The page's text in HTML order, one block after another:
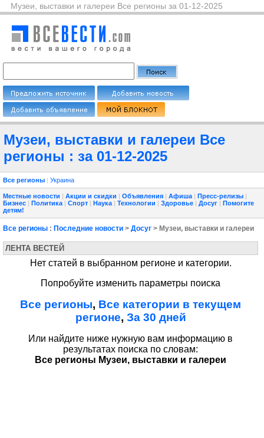
Музеи, выставки и галереи Все регионы за 01-12-2025
Музеи, выставки и галереи Все
регионы : за 01-12-2025
Все регионы | Украина
Местные новости | Акции и скидки | Объявления | Афиша | Пресс-релизы |
Бизнес | Политика | Спорт | Наука | Технологии | Здоровье | Досуг | Помогите
детям!
Все регионы : Последние новости > Досуг > Музеи, выставки и галереи
ЛЕНТА ВЕСТЕЙ
Нет статей в выбранном регионе и категории.
Попробуйте изменить параметры поиска
Все регионы, Все категории в текущем
регионе, За 30 дней
Или найдите ниже нужную вам информацию в
результатах поиска по словам:
Все регионы Музеи, выставки и галереи